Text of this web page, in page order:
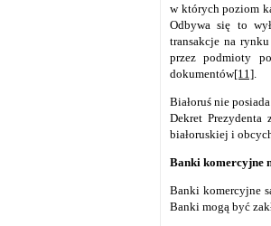
w których poziom
Odbywa się to
transakcje na
przez podmioty
dokumentów[11].
Białoruś nie posiada
Dekret Prezydenta
białoruskiej i
Banki komercyjne
Banki komercyjne
Banki mogą być